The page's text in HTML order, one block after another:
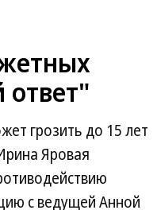
грозить до 15 лет
Яровая
с ведущей Анной